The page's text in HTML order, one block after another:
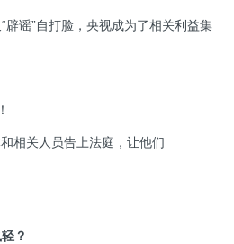
辟谣”自打脸，央视成为了相关利益集
相关人员告上法庭，让他们
？